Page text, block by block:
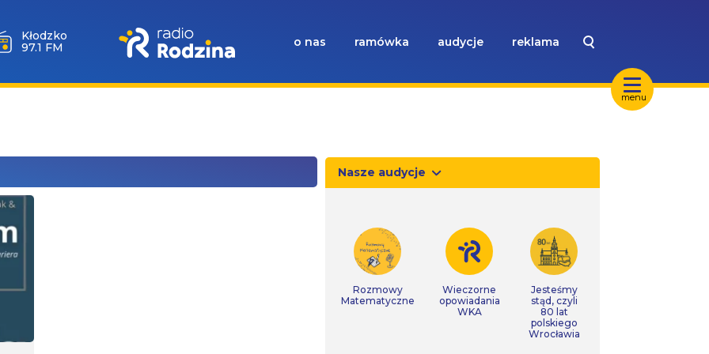
menu
Wołów
99.6 FM
o nas ramówka audycje reklama
Nasze audycje
Rozmowy
Matematyczne
Wieczorne
opowiadania
WKA
Jesteśmy
stąd, czyli
80 lat
polskiego
Wrocławia